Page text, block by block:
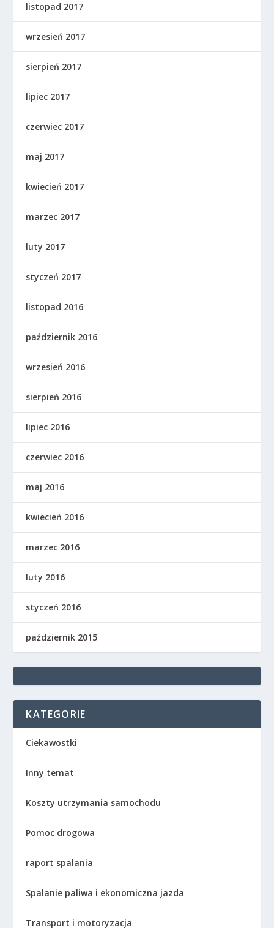
listopad 2017
wrzesień 2017
sierpień 2017
lipiec 2017
czerwiec 2017
maj 2017
kwiecień 2017
marzec 2017
luty 2017
styczeń 2017
listopad 2016
październik 2016
wrzesień 2016
sierpień 2016
lipiec 2016
czerwiec 2016
maj 2016
kwiecień 2016
marzec 2016
luty 2016
styczeń 2016
październik 2015
KATEGORIE
Ciekawostki
Inny temat
Koszty utrzymania samochodu
Pomoc drogowa
raport spalania
Spalanie paliwa i ekonomiczna jazda
Transport i motoryzacja